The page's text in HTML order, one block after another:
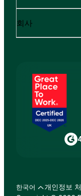
회사
한국어 개인정보